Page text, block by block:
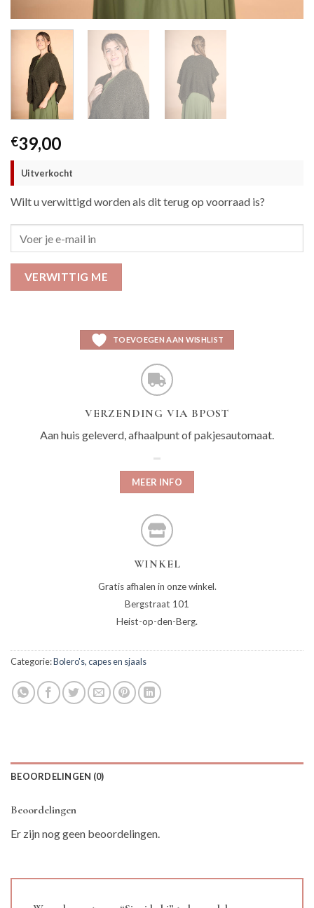
€39,00
Uitverkocht
Wilt u verwittigd worden als dit terug op voorraad is?
VERWITTIG ME
TOEVOEGEN AAN WISHLIST
VERZENDING VIA BPOST
Aan huis geleverd, afhaalpunt of pakjesautomaat.
MEER INFO
WINKEL
Gratis afhalen in onze winkel.
Bergstraat 101
Heist-op-den-Berg.
Categorie:Bolero's, capes en sjaals
BEOORDELINGEN (0)
Beoordelingen
Er zijn nog geen beoordelingen.